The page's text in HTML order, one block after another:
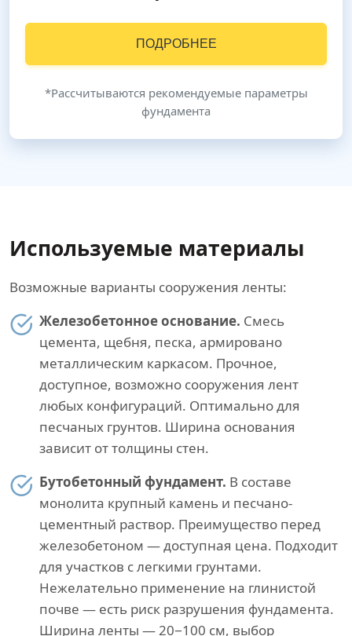
ПОДРОБНЕЕ
*Рассчитываются рекомендуемые параметры
фундамента
Используемые материалы
Возможные варианты сооружения ленты:
Железобетонное основание. Смесь
цемента, щебня, песка, армировано
металлическим каркасом. Прочное,
доступное, возможно сооружения лент
любых конфигураций. Оптимально для
песчаных грунтов. Ширина основания
зависит от толщины стен.
Бутобетонный фундамент. В составе
монолита крупный камень и песчано-
цементный раствор. Преимущество перед
железобетоном — доступная цена. Подходит
для участков с легкими грунтами.
Нежелательно применение на глинистой
почве — есть риск разрушения фундамента.
Ширина ленты — 20−100 см, выбор